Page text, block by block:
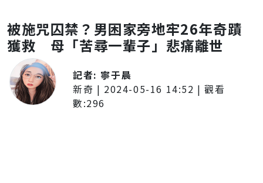
被施咒囚禁？男困家旁地牢26年奇蹟
獲救 母「苦尋一輩子」悲痛離世
記者: 寧于晨
新奇 | 2024-05-16 14:52 | 觀看
數:296